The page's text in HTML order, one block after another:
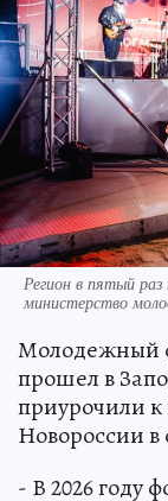
Регион в пятый
министерство
Молодежный
прошел в
приурочили
Новороссии в
- В 2026 году